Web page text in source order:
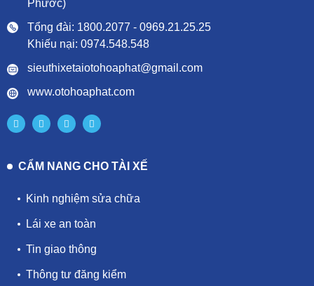
Phước)
Tổng đài: 1800.2077 - 0969.21.25.25
Khiếu nại: 0974.548.548
sieuthixetaiotohoaphat@gmail.com
www.otohoaphat.com
CẨM NANG CHO TÀI XẾ
Kinh nghiệm sửa chữa
Lái xe an toàn
Tin giao thông
Thông tư đăng kiểm